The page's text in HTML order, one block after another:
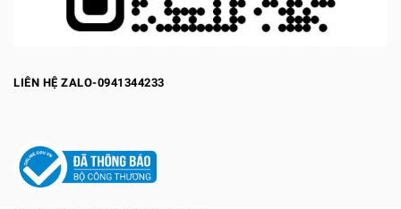
LIÊN HỆ ZALO-0941344233